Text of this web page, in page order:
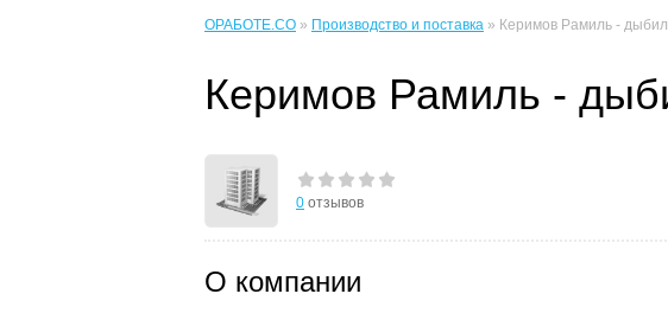
ОРАБОТЕ.CO » Производство и поставка » Керимов Рамиль -
Керимов Рамиль -
0 отзывов
О компании